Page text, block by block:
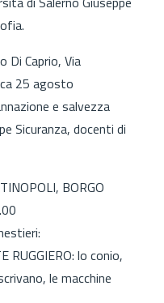
Di Caprio, Via
25 agosto
e salvezza
Sicuranza, docenti di
BORGO
RUGGIERO: lo conio,
le macchine